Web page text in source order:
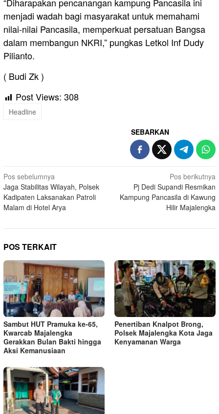
“Diharapakan pencanangan kampung Pancasila ini
menjadi wadah bagi masyarakat untuk memahami
nilai-nilai Pancasila, memperkuat persatuan Bangsa
dalam membangun NKRI,” pungkas Letkol Inf Dudy
Pilianto.
( Budi Zk )
Post Views: 308
Headline
SEBARKAN
Navigasi
pos
Pos sebelumnya
Jaga Stabilitas Wilayah, Polsek
Kadipaten Laksanakan Patroli
Malam di Hotel Arya
Pos berikutnya
Pj Dedi Supandi Resmikan
Kampung Pancasila di Kawung
Hilir Majalengka
POS TERKAIT
Sambut HUT Pramuka ke-65,
Kwarcab Majalengka
Gerakkan Bulan Bakti hingga
Aksi Kemanusiaan
Penertiban Knalpot Brong,
Polsek Majalengka Kota Jaga
Kenyamanan Warga